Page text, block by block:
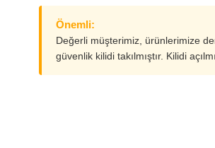
Önemli:
Değerli müşterimiz, ürünlerimize
güvenlik kilidi takılmıştır. Kilidi